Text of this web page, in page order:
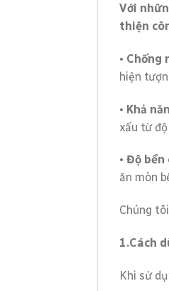
Với
thiện
• Chống
hiện
• Khả
xấu từ
• Độ bền
ăn mòn
Chúng
1.Cách
Khi sử